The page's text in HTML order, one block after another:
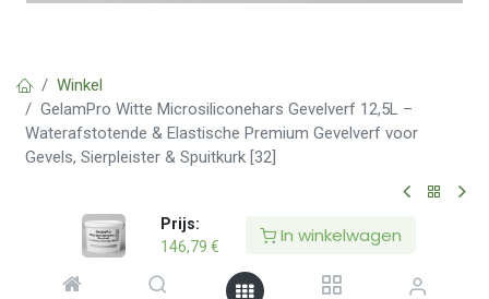
Prijs:
146,79 € In winkelwagen
Winkel
GelamPro Witte Microsiliconehars Gevelverf 12,5L –
Waterafstotende & Elastische Premium Gevelverf voor
Gevels, Sierpleister & Spuitkurk [32]
GelamPro Witte Microsiliconehars
Gevelverf 12,5L – Waterafstotende &